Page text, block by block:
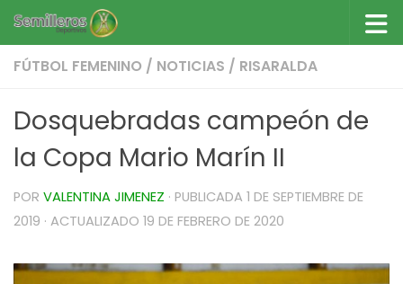
Saltar al contenido
FÚTBOL FEMENINO / NOTICIAS / RISARALDA
Dosquebradas campeón de
la Copa Mario Marín II
POR VALENTINA JIMENEZ · PUBLICADA 1 DE SEPTIEMBRE DE
2019 · ACTUALIZADO 19 DE FEBRERO DE 2020